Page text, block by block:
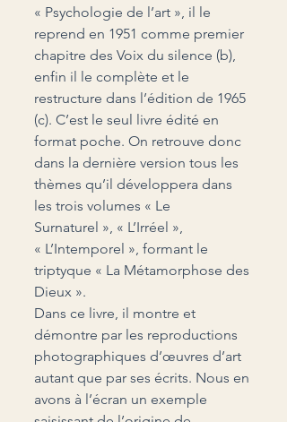
« Psychologie de l’art », il le
reprend en 1951 comme premier
chapitre des Voix du silence (b),
enfin il le complète et le
restructure dans l’édition de 1965
(c). C’est le seul livre édité en
format poche. On retrouve donc
dans la dernière version tous les
thèmes qu’il développera dans
les trois volumes « Le
Surnaturel », « L’Irréel »,
« L’Intemporel », formant le
triptyque « La Métamorphose des
Dieux ».
Dans ce livre, il montre et
démontre par les reproductions
photographiques d’œuvres d’art
autant que par ses écrits. Nous en
avons à l’écran un exemple